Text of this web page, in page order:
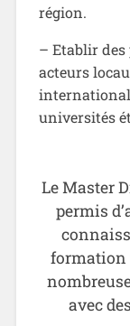
région.
– Etablir des
acteurs
universités
Le Master
permis
formation
avec